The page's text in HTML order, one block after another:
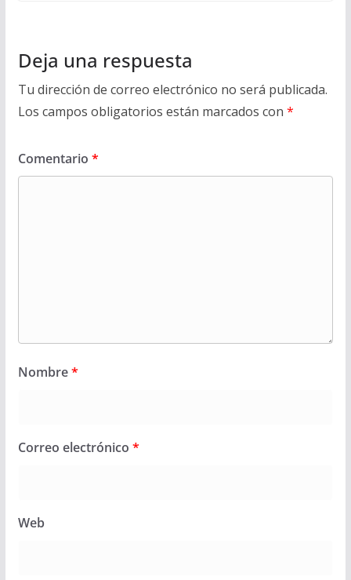
Deja una respuesta
Tu dirección de correo electrónico no será publicada.
Los campos obligatorios están marcados con *
Comentario *
Nombre*
Correo electrónico *
Web